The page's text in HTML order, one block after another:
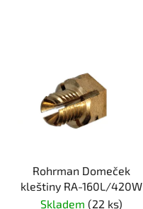
Rohrman Domeček
kleštiny RA-160L/420W
Skladem (22 ks)